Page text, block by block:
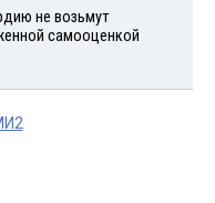
не возьмут
самооценкой